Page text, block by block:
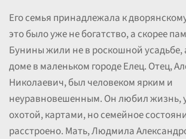
Его семья принадлежала к
это было уже не богатство, а скорее
Бунины жили не в роскошной усадьбе,
доме в маленьком городе Елец. Отец,
Николаевич, был человеком ярким и
неуравновешенным. Он любил жизнь,
охотой, картами, но семейное
расстроено. Мать, Людмила